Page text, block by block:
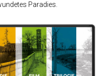
Paradies.